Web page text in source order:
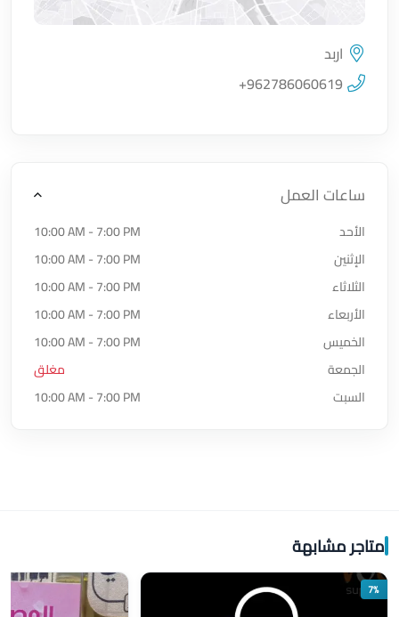
اضغط لتحميل الموقع
اربد
+962786060619
ساعات العمل
الأحد
10:00 AM - 7:00 PM
الإثنين
10:00 AM - 7:00 PM
الثلاثاء
10:00 AM - 7:00 PM
الأربعاء
10:00 AM - 7:00 PM
الخميس
10:00 AM - 7:00 PM
الجمعة
مغلق
السبت
10:00 AM - 7:00 PM
متاجر مشابهة
7%